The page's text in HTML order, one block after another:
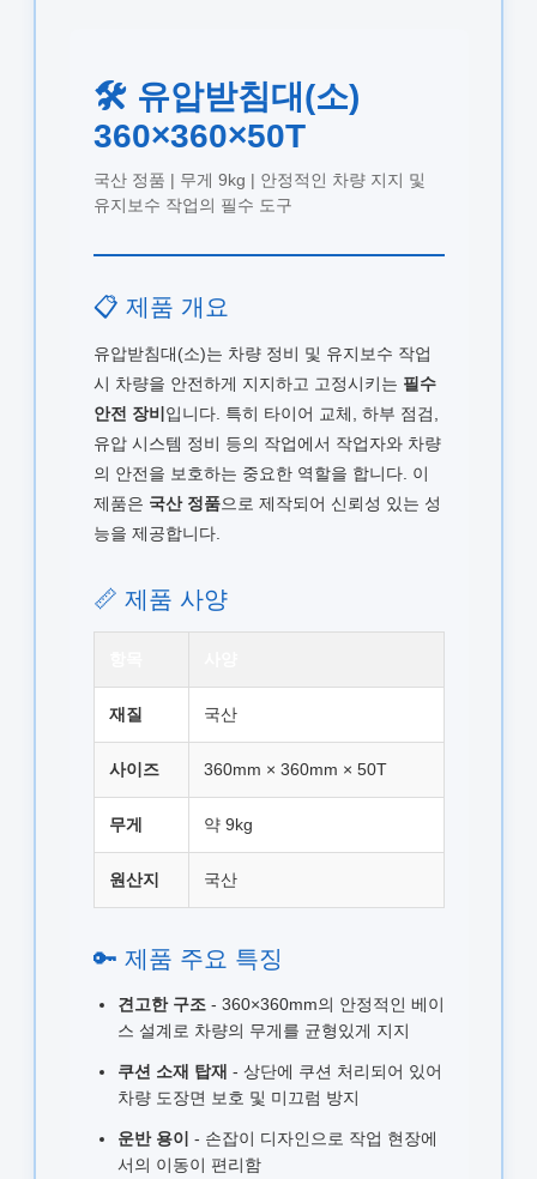
🛠️ 유압받침대(소)
360×360×50T
국산 정품 | 무게 9kg | 안정적인 차량 지지 및
유지보수 작업의 필수 도구
📋 제품 개요
유압받침대(소)는 차량 정비 및 유지보수 작업
시 차량을 안전하게 지지하고 고정시키는 필수
안전 장비입니다. 특히 타이어 교체, 하부 점검,
유압 시스템 정비 등의 작업에서 작업자와 차량
의 안전을 보호하는 중요한 역할을 합니다. 이
제품은 국산 정품으로 제작되어 신뢰성 있는 성
능을 제공합니다.
📏 제품 사양
재질 국산
사이즈 360mm × 360mm × 50T
무게 약 9kg
원산지 국산
🔑 제품 주요 특징
견고한 구조- 360×360mm의 안정적인 베이
스 설계로 차량의 무게를 균형있게 지지
쿠션 소재 탑재 - 상단에 쿠션 처리되어 있어
차량 도장면 보호 및 미끄럼 방지
운반 용이 - 손잡이 디자인으로 작업 현장에
서의 이동이 편리함